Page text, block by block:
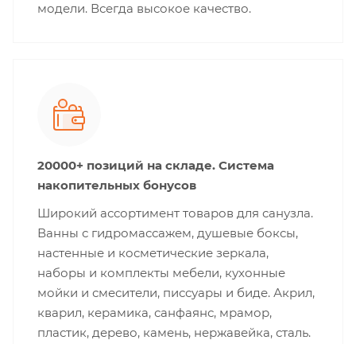
модели. Всегда высокое качество.
20000+ позиций на складе. Система
накопительных бонусов
Широкий ассортимент товаров для санузла.
Ванны с гидромассажем, душевые боксы,
настенные и косметические зеркала,
наборы и комплекты мебели, кухонные
мойки и смесители, писсуары и биде. Акрил,
кварил, керамика, санфаянс, мрамор,
пластик, дерево, камень, нержавейка, сталь.